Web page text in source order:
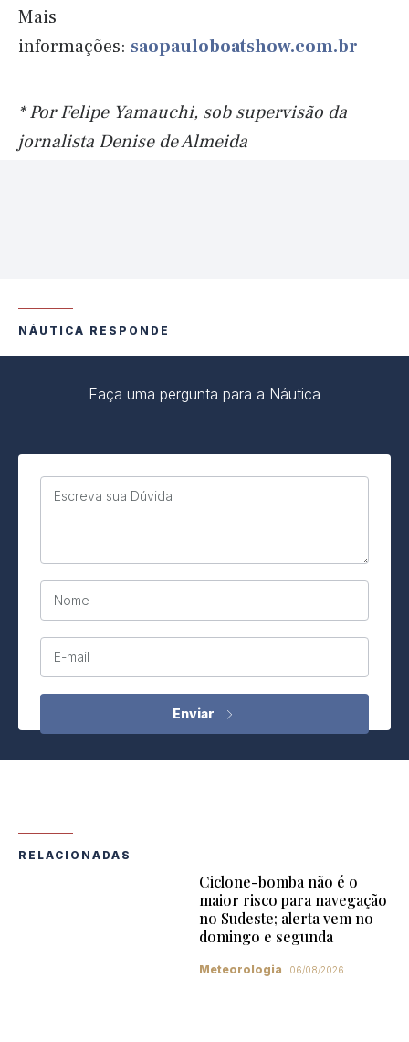
Mais
informações: saopauloboatshow.com.br
* Por Felipe Yamauchi, sob supervisão da
jornalista Denise de Almeida
NÁUTICA RESPONDE
Faça uma pergunta para a Náutica
Escreva sua Dúvida
Nome
E-mail
RELACIONADAS
Ciclone-bomba não é o
maior risco para navegação
no Sudeste; alerta vem no
domingo e segunda
Meteorologia 06/08/2026